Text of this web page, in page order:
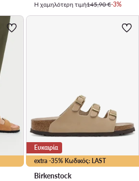
Η χαμηλότερη τιμή145,90 €-3%
extra -35% Κωδικός: LAST
Ευκαιρία
Birkenstock